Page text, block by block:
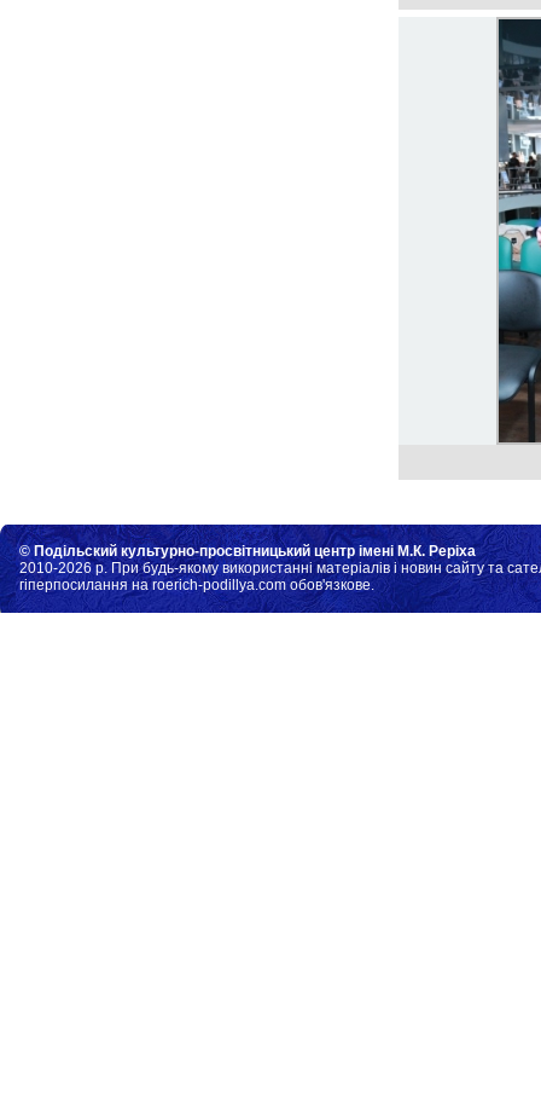
© Подільский культурно-просвітницький центр імені М.К. Реріха
2010-2026 р. При будь-якому використанні матеріалів і новин сайту та
гіперпосилання на roerich-podillya.com обов'язкове.